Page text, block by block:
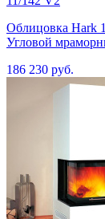
Облицовка Hark
Угловой
186 230 руб.